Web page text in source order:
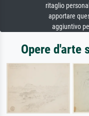
ritaglio
apportare
aggiuntivo
Opere d'arte